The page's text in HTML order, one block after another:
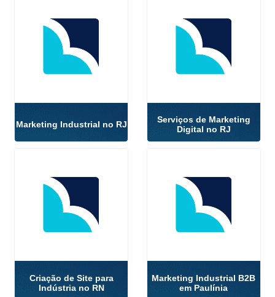
Marketing Industrial no RJ
Serviços de Marketing
Digital no RJ
Criação de Site para
Indústria no RN
Marketing Industrial B2B
em Paulínia